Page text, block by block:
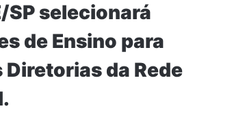
SP selecionará
de Ensino para
da Rede